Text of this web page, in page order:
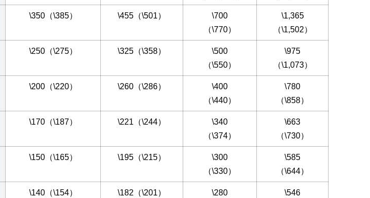
\350（\385） \455（\501）
\700
（\770）
\1,365
（\1,502）
\250（\275） \325（\358）
\500
（\550）
\975
（\1,073）
\200（\220） \260（\286）
\400
（\440）
\780
（\858）
\170（\187） \221（\244）
\340
（\374）
\663
（\730）
\150（\165） \195（\215）
\300
（\330）
\585
（\644）
\140（\154） \182（\201） \280 \546